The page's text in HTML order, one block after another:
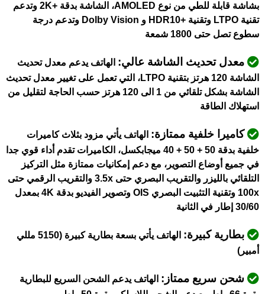
بشاشة قابلة للطي من نوع AMOLED، الشاشة بدقة +2K وتدعم
تقنية LTPO وتقنية +HDR10 و Dolby Vision وتدعم درجة
سطوع تصل حتى 1800 شمعة
معدل تحديث الشاشة عالي: الهاتف يدعم معدل تحديث
الشاشة 120 هرتز بتقنية LTPO، التي تعمل على تغيير معدل تحديث
الشاشة بشكل تلقائي من 1 الى 120 هرتز حسب الحاجة لتقليل من
استهلاك الطاقة
كاميرا خلفية ممتازة: الهاتف يأتي مزود بثلاث كاميرات
خلفية بدقة 50 + 50 + 40 ميجابكسل، الكاميرات تقدم أداء قوي جدا
في جميع أوضاع التصوير، مع دعم إمكانيات ممتازة مثل التركيز
التلقائي بالليزر والتقريب البصري حتى 3.5x والتقريب الرقمي حتى
100x وتقنية التثبيت البصري OIS وتصوير الفيديو بدقة 4K بمعدل
30/60 إطار في الثانية
بطارية كبيرة:
الهاتف يأتي بسعة بطارية كبيرة (5150 مللي
أمبير)
شحن سريع ممتاز: الهاتف يدعم الشحن السريع للبطارية